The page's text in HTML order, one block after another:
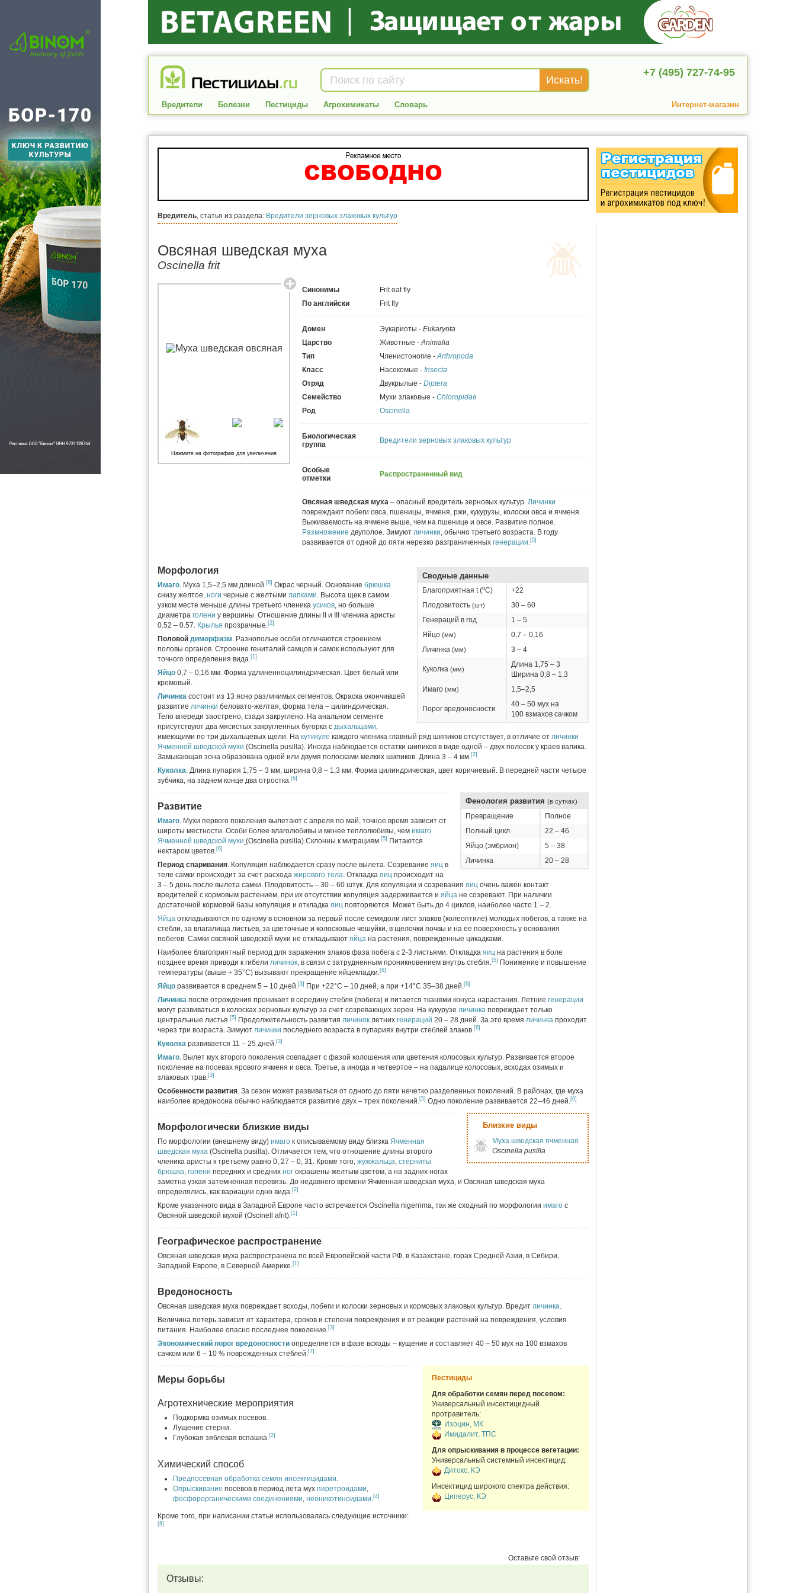
+7 (495) 727-74-95
Вредители Болезни Пестициды Агрохимикаты Словарь Интернет-магазин
Вредитель, статья из раздела: Вредители зерновых злаковых культур
Овсяная шведская муха
Oscinella frit
Синонимы
Frit oat fly
По английски
Frit fly
Домен Эукариоты - Eukaryota
Царство
Животные -Animalia
Тип
Членистоногие -Arthropoda
Класс
Насекомые - Insecta
Отряд
Двукрылые - Diptera
Семейство
Мухи злаковые - Chloropidae
Род
Oscinella
Биологическая
группа
Вредители зерновых злаковых культур
Особые
отметки
Распространенный вид
Овсяная шведская муха – опасный вредитель зерновых культур. Личинки
повреждают побеги овса, пшеницы, ячменя, ржи, кукурузы, колоски овса и ячменя.
Выживаемость на ячмене выше, чем на пшенице и овсе. Развитие полное.
Размножение двуполое. Зимуют личинки, обычно третьего возраста. В году
развивается от одной до пяти нерезко разграниченных генерации.[5]
Нажмите на фотографию для увеличения
Сводные данные
Благоприятная t (оC)
+22
Плодовитость (шт)
30 – 60
Генераций в год
1 – 5
Яйцо (мм)
0,7 – 0,16
Личинка (мм) 3 – 4
Куколка (мм)
Длина 1,75 – 3
Ширина 0,8 – 1,3
Имаго (мм) 1,5–2,5
Порог вредоносности
40 – 50 мух на
100 взмахов сачком
Морфология
Имаго. Муха 1,5–2,5 мм длиной.[6] Окрас черный. Основание брюшка
снизу желтое, ноги черные с желтыми лапками. Высота щек в самом
узком месте меньше длины третьего членика усиков, но больше
диаметра голени у вершины. Отношение длины II и III членика аристы
0.52 – 0.57. Крылья прозрачные.[2]
Половой диморфизм. Разнополые особи отличаются строением
половы органов. Строение гениталий самцов и самок используют для
точного определения вида.[1]
Яйцо 0,7 – 0,16 мм. Форма удлиненноцилиндрическая. Цвет белый или
кремовый.
Личинка состоит из 13 ясно различимых сегментов. Окраска окончившей
развитие личинки беловато-желтая, форма тела – цилиндрическая.
Тело впереди заострено, сзади закруглено. На анальном сегменте
присутствуют два мясистых закругленных бугорка с дыхальцами,
имеющими по три дыхальцевых щели. На кутикуле каждого членика главный ряд шипиков отсутствует, в отличие от личинки
Ячменной шведской мухи (Oscinella pusilla). Иногда наблюдается остатки шипиков в виде одной – двух полосок у краев валика.
Замыкающая зона образована одной или двумя полосками мелких шипиков. Длина 3 – 4 мм.[2]
Куколка. Длина пупария 1,75 – 3 мм, ширина 0,8 – 1,3 мм. Форма цилиндрическая, цвет коричневый. В передней части четыре
зубчика, на заднем конце два отростка.[6]
Фенология развития (в сутках)
Превращение
Полное
Полный цикл
22 – 46
Яйцо (эмбрион)
5 – 38
Личинка
20 – 28
Развитие
Имаго. Мухи первого поколения вылетают с апреля по май, точное время зависит от
широты местности. Особи более влаголюбивы и менее теплолюбивы, чем имаго
Ячменной шведской мухи (Oscinella pusilla).Склонны к миграциям.[5]
Питаются
нектаром цветов.[6]
Период спаривания. Копуляция наблюдается сразу после вылета. Созревание яиц в
теле самки происходит за счет расхода жирового тела. Откладка яиц происходит на
3 – 5 день после вылета самки. Плодовитость – 30 – 60 штук. Для копуляции и созревания яиц очень важен контакт
вредителей с кормовым растением, при их отсутствии копуляция задерживается и яйца не созревают. При наличии
достаточной кормовой базы копуляция и откладка яиц повторяются. Может быть до 4 циклов, наиболее часто 1 – 2.
Яйца откладываются по одному в основном за первый после семядоли лист злаков (колеоптиле) молодых побегов, а также на
стебли, за влагалища листьев, за цветочные и колосковые чешуйки, в щелочки почвы и на ее поверхность у основания
побегов. Самки овсяной шведской мухи не откладывают яйца на растения, поврежденные цикадками.
Наиболее благоприятный период для заражения злаков фаза побега с 2-3 листьями. Откладка яиц на растения в боле
позднее время приводи к гибели личинок, в связи с затрудненным проникновением внутрь стебля.[5]
Понижение и повышение
температуры (выше + 35°C) вызывают прекращение яйцекладки.[6]
Яйцо развивается в среднем 5 – 10 дней.[3] При +22°C – 10 дней, а при +14°C 35–38 дней.[6]
Личинка после отрождения проникает в середину стебля (побега) и питается тканями конуса нарастания. Летние генерации
могут развиваться в колосках зерновых культур за счет созревающих зерен. На кукурузе личинка повреждает только
центральные листья.[5] Продолжительность развития личинок летних генераций 20 – 28 дней. За это время личинка проходит
через три возраста. Зимуют личинки последнего возраста в пупариях внутри стеблей злаков.[6]
Куколка развивается 11 – 25 дней.[3]
Имаго. Вылет мух второго поколения совпадает с фазой колошения или цветения колосовых культур. Развивается второе
поколение на посевах ярового ячменя и овса. Третье, а иногда и четвертое – на падалице колосовых, всходах озимых и
злаковых трав.[3]
Особенности развития. За сезон может развиваться от одного до пяти нечетко разделенных поколений. В районах, где муха
наиболее вредоносна обычно наблюдается развитие двух – трех поколений.[5] Одно поколение развивается 22–46 дней.[6]
Близкие виды
Муха шведская ячменная
Oscinella pusilla
Морфологически близкие виды
По морфологии (внешнему виду) имаго к описываемому виду близка Ячменная
шведская муха (Oscinella pusilla). Отличается тем, что отношение длины второго
членика аристы к третьему равно 0, 27 – 0, 31. Кроме того, жужжальца, стерниты
брюшка, голени передних и средних ног окрашены желтым цветом, а на задних ногах
заметна узкая затемненная перевязь. До недавнего времени Ячменная шведская муха, и Овсяная шведская муха
определялись, как вариации одно вида.[2]
Кроме указанного вида в Западной Европе часто встречается Oscinella nigerrima, так же сходный по морфологии имаго с
Овсяной шведской мухой (Oscinell afrit).[1]
Географическое распространение
Овсяная шведская муха распространена по всей Европейской части РФ, в Казахстане, горах Средней Азии, в Сибири,
Западной Европе, в Северной Америке.[1]
Вредоносность
Овсяная шведская муха повреждает всходы, побеги и колоски зерновых и кормовых злаковых культур. Вредит личинка.
Величина потерь зависит от характера, сроков и степени повреждения и от реакции растений на повреждения, условия
питания. Наиболее опасно последнее поколение.[3]
Экономический порог вредоносности определяется в фазе всходы – кущение и составляет 40 – 50 мух на 100 взмахов
сачком или 6 – 10 % поврежденных стеблей.[7]
Пестициды
Для обработки семян перед посевом:
Универсальный инсектицидный
протравитель:
Изоцин, МК
Имидалит, ТПС
Для опрыскивания в процессе вегетации:
Универсальный системный инсектицид:
Дитокс, КЭ
Инсектицид широкого спектра действия:
Циперус, КЭ
Меры борьбы
Агротехнические мероприятия
Подкормка озимых посевов.
Лущение стерни.
Глубокая зяблевая вспашка.[2]
Химический способ
Предпосевная обработка семян инсектицидами.
Опрыскивание посевов в период лета мух пиретроидами,
фосфорорганическими соединениями, неоникотиноидами.[4]
Кроме того, при написании статьи использовалась следующие источники:
[8]
Оставьте свой отзыв:
Отзывы: